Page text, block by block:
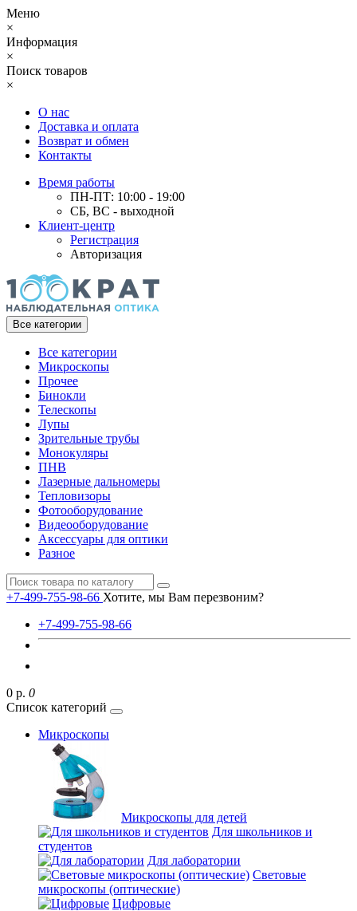
Меню
×
Информация
×
Поиск товаров
×
О нас
Доставка и оплата
Возврат и обмен
Контакты
Время работы
ПН-ПТ: 10:00 - 19:00
СБ, ВС - выходной
Клиент-центр
Регистрация
Авторизация
Все категории
Все категории
Микроскопы
Прочее
Бинокли
Телескопы
Лупы
Зрительные трубы
Монокуляры
ПНВ
Лазерные дальномеры
Тепловизоры
Фотооборудование
Видеооборудование
Аксессуары для оптики
Разное
+7-499-755-98-66 Хотите, мы Вам перезвоним?
+7-499-755-98-66
0 р. 0
Список категорий
Микроскопы
Микроскопы для детей
Для школьников и
студентов
Для лаборатории
Световые
микроскопы (оптические)
Цифровые